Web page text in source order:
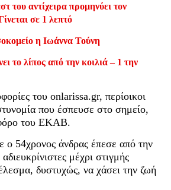
του αντίχειρα προμηνύει τον
σε 1 λεπτό
η Ιωάννα Τούνη
το λίπος από την κοιλιά – 1 την
του οnlarissa.gr, περίοικοι
που έσπευσε στο σημείο,
του ΕΚΑΒ.
ο 54χρονος άνδρας έπεσε από την
μέχρι στιγμής
δυστυχώς, να χάσει την ζωή